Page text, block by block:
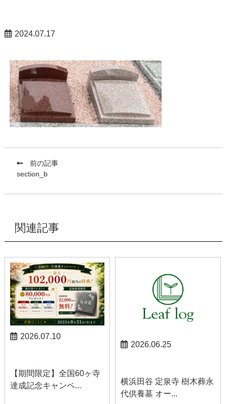
2024.07.17
前の記事
section_b
関連記事
2026.07.10
【期間限定】全国60ヶ寺
達成記念キャンペ...
2026.06.25
横浜田谷 定泉寺 樹木葬永
代供養墓 オー...